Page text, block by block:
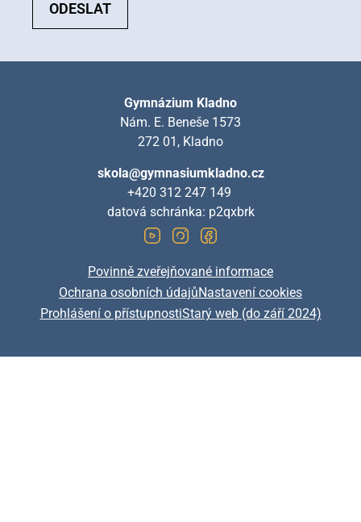
ODESLAT
Gymnázium Kladno
Nám. E. Beneše 1573
272 01, Kladno
skola@gymnasiumkladno.cz
+420 312 247 149
datová schránka: p2qxbrk
Povinně zveřejňované informace
Ochrana osobních údajůNastavení cookies
Prohlášení o přístupnostiStarý web (do září 2024)